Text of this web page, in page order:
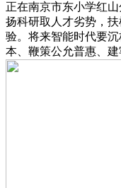
正在南京市东小学红
扬科研取人才劣势，
验。将来智能时代要
本、鞭策公允普惠、建